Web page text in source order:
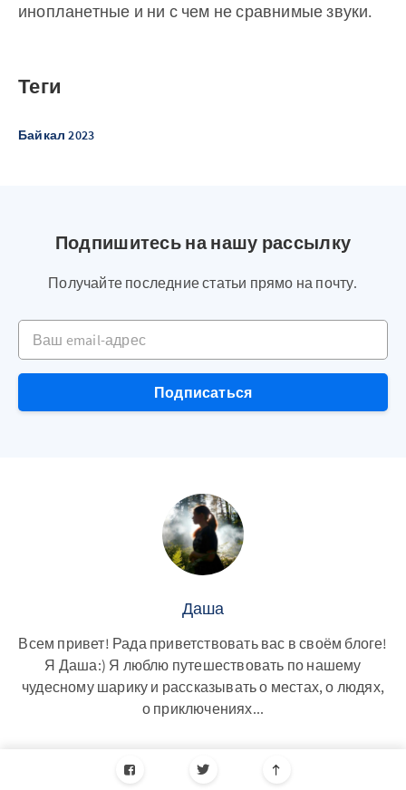
инопланетные и ни с чем не сравнимые звуки.
Теги
Байкал 2023
Подпишитесь на нашу рассылку
Получайте последние статьи прямо на почту.
Ваш email-адрес
Подписаться
Даша
Всем привет! Рада приветствовать вас в своём блоге!
Я Даша:) Я люблю путешествовать по нашему
чудесному шарику и рассказывать о местах, о людях,
о приключениях...